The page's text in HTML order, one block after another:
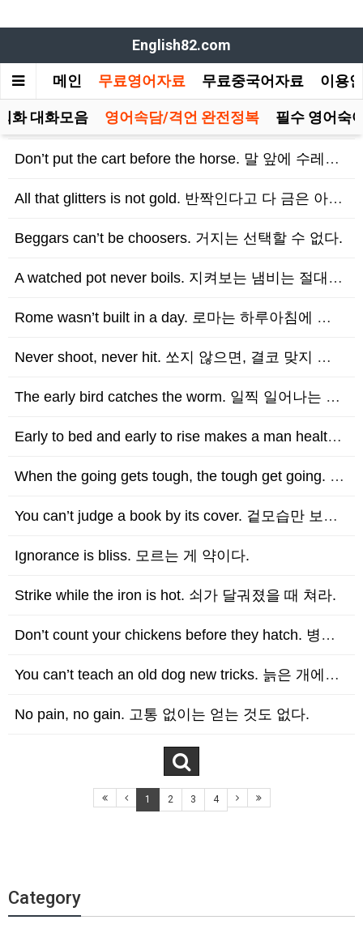
English82.com
메인 무료영어자료 무료중국어자료 이용
화 대화모음 영어속담/격언 완전정복 필수 영어숙
Don’t put the cart before the horse. 말 앞에 수레를 놓지 마…
All that glitters is not gold. 반짝인다고 다 금은 아니다.
Beggars can’t be choosers. 거지는 선택할 수 없다.
A watched pot never boils. 지켜보는 냄비는 절대 끓지 않는다.
Rome wasn’t built in a day. 로마는 하루아침에 이루어진 것이 아니다.
Never shoot, never hit. 쏘지 않으면, 결코 맞지 않는다.
The early bird catches the worm. 일찍 일어나는 새가 벌레를 잡는…
Early to bed and early to rise makes a man healthy…
When the going gets tough, the tough get going. 상황…
You can’t judge a book by its cover. 겉모습만 보고 책을 판단…
Ignorance is bliss. 모르는 게 약이다.
Strike while the iron is hot. 쇠가 달궈졌을 때 쳐라.
Don’t count your chickens before they hatch. 병아리가 …
You can’t teach an old dog new tricks. 늙은 개에게 새로운 …
No pain, no gain. 고통 없이는 얻는 것도 없다.
1 2 3 4
Category